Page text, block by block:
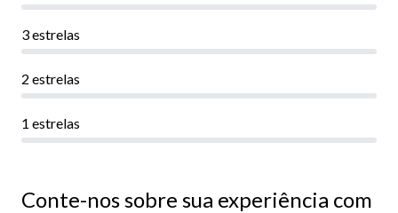
3 estrelas
2 estrelas
1 estrelas
Conte-nos sobre sua experiência com